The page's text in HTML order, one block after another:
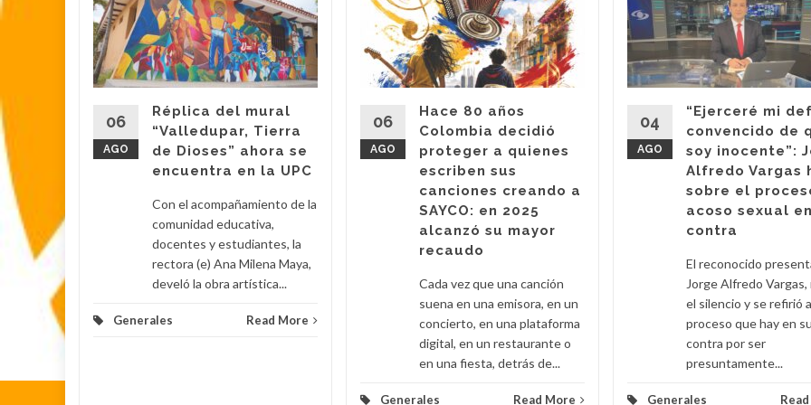
06
AGO
Réplica del mural
“Valledupar, Tierra
de Dioses” ahora se
encuentra en la UPC
Con el acompañamiento de la
comunidad educativa,
docentes y estudiantes, la
rectora (e) Ana Milena Maya,
develó la obra artística...
Generales Read More
06
AGO
Hace 80 años
Colombia decidió
proteger a quienes
escriben sus
canciones creando a
SAYCO: en 2025
alcanzó su mayor
recaudo
Cada vez que una canción
suena en una emisora, en un
concierto, en una plataforma
digital, en un restaurante o
en una fiesta, detrás de...
Generales Read More
04
AGO
“Ejerceré mi
convencido de
soy inocente”:
Alfredo Vargas
sobre el
acoso sexual
contra
El reconocido
Jorge Alfredo Vargas,
el silencio y se refirió
proceso que hay en su
contra por ser
presuntamente...
Generales